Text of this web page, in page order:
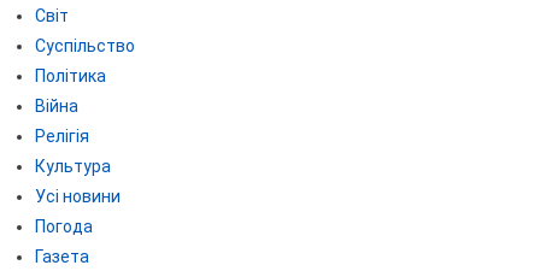
Світ
Суспільство
Політика
Війна
Релігія
Культура
Усі новини
Погода
Газета